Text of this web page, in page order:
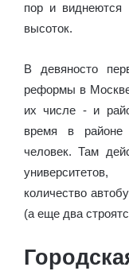
пор и виднеются
высоток.
В девяносто
реформы в
их числе - и
время в районе
человек. Там
количество
(а еще два